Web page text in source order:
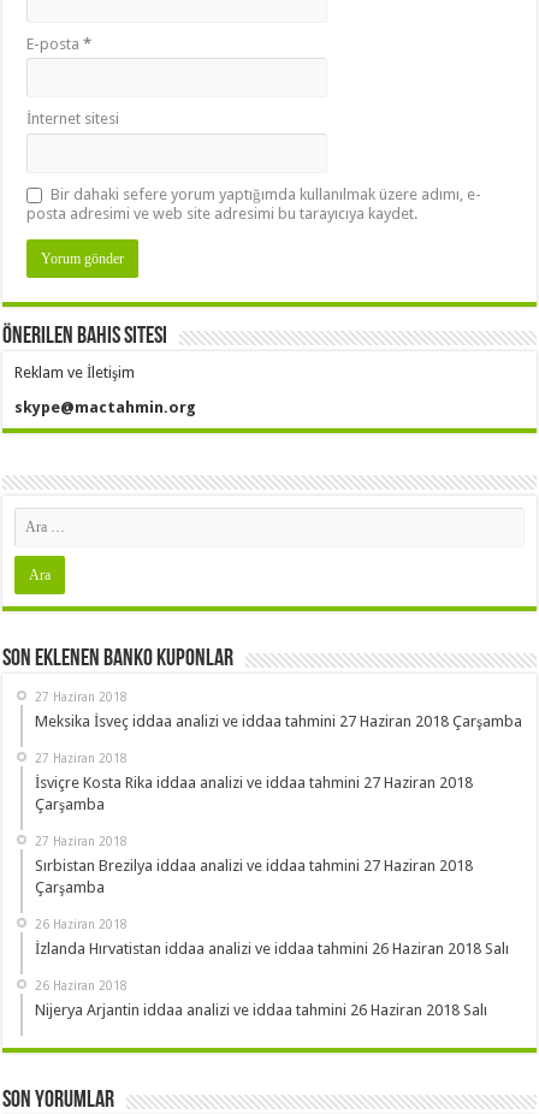
E-posta*
İnternet sitesi
Bir dahaki sefere yorum yaptığımda kullanılmak üzere adımı, e-
posta adresimi ve web site adresimi bu tarayıcıya kaydet.
Önerilen Bahis Sitesi
Reklam ve İletişim
skype@mactahmin.org
Son Eklenen Banko Kuponlar
27 Haziran 2018
Meksika İsveç iddaa analizi ve iddaa tahmini 27 Haziran 2018 Çarşamba
27 Haziran 2018
İsviçre Kosta Rika iddaa analizi ve iddaa tahmini 27 Haziran 2018
Çarşamba
27 Haziran 2018
Sırbistan Brezilya iddaa analizi ve iddaa tahmini 27 Haziran 2018
Çarşamba
26 Haziran 2018
İzlanda Hırvatistan iddaa analizi ve iddaa tahmini 26 Haziran 2018 Salı
26 Haziran 2018
Nijerya Arjantin iddaa analizi ve iddaa tahmini 26 Haziran 2018 Salı
Son Yorumlar